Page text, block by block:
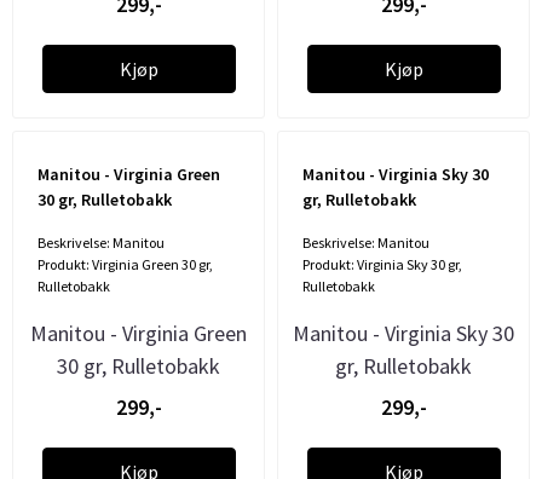
Kjøp Kjøp
Manitou - Virginia Green
30 gr, Rulletobakk
Beskrivelse: Manitou
Produkt: Virginia Green 30 gr,
Rulletobakk
Manitou - Virginia Green
30 gr, Rulletobakk
299,-
Kjøp
Manitou - Virginia Sky 30
gr, Rulletobakk
Beskrivelse: Manitou
Produkt: Virginia Sky 30 gr,
Rulletobakk
Manitou - Virginia Sky 30
gr, Rulletobakk
299,-
Kjøp